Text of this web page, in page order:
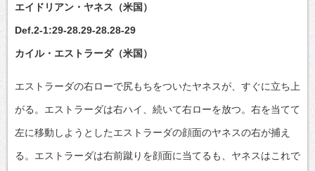
エイドリアン・ヤネス（米国）
Def.2-1:29-28.29-28.28-29
カイル・エストラーダ（米国）
エストラーダの右ローで尻もちをついたヤネスが、すぐに立ち上
がる。エストラーダは右ハイ、続いて右ローを放つ。右を当てて
左に移動しようとしたエストラーダの顔面のヤネスの右が捕え
る。エストラーダは右前蹴りを顔面に当てるも、ヤネスはこれで